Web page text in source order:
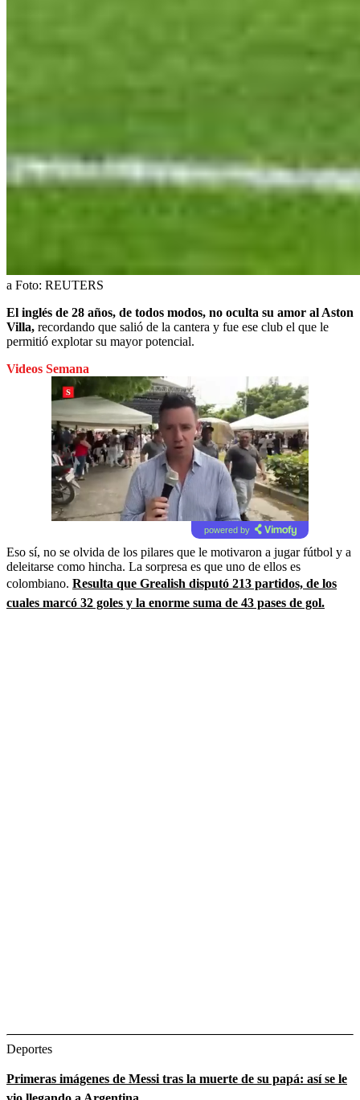
a Foto: REUTERS
El inglés de 28 años, de todos modos, no oculta su amor al Aston
Villa, recordando que salió de la cantera y fue ese club el que le
permitió explotar su mayor potencial.
Videos Semana
powered by
Eso sí, no se olvida de los pilares que le motivaron a jugar fútbol y a
deleitarse como hincha. La sorpresa es que uno de ellos es
colombiano. Resulta que Grealish disputó 213 partidos, de los
cuales marcó 32 goles y la enorme suma de 43 pases de gol.
Deportes
Primeras imágenes de Messi tras la muerte de su papá: así se le